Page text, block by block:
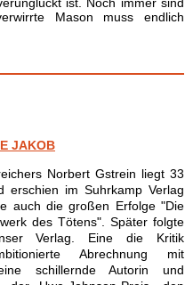
Mason muss endlich
JAKOB
Norbert Gstrein liegt 33
im Suhrkamp Verlag
auch die großen Erfolge "Die
des Tötens". Später folgte
Verlag. Eine die Kritik
Abrechnung mit
schillernde Autorin und